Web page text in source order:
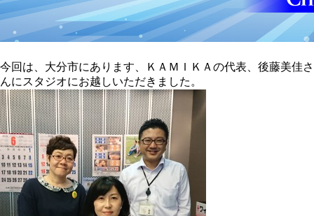
今回は、大分市にあります、ＫＡＭＩＫＡの代表、後藤美佳さ
んにスタジオにお越しいただきました。